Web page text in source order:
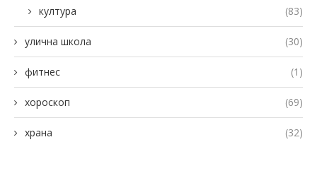
култура (83)
улична школа (30)
фитнес (1)
хороскоп (69)
храна (32)